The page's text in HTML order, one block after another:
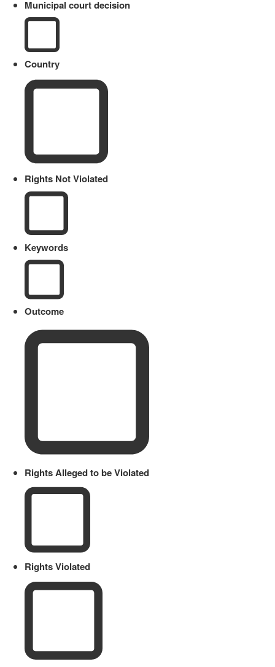
Municipal court decision
Country
Rights Not Violated
Keywords
Outcome
Rights Alleged to be Violated
Rights Violated